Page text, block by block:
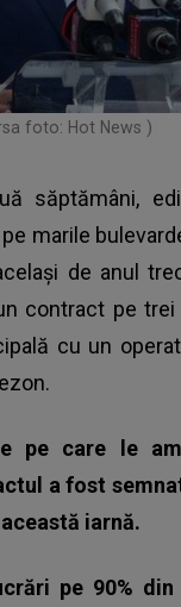
foto: Hot News )
săptămâni,
marile
de anul
contract pe
cu un
pe care le
a fost
iarnă.
pe 90% din